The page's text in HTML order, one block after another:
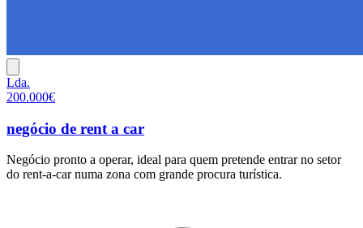
Lda.
200.000€
negócio de rent a car
Negócio pronto a operar, ideal para quem pretende entrar no setor
do rent-a-car numa zona com grande procura turística.